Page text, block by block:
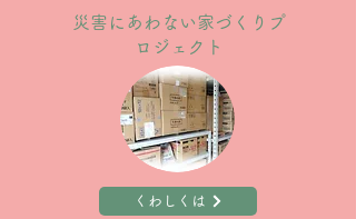
災害にあわない家づくりプ
ロジェクト
くわしくは